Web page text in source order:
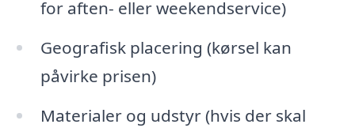
for aften- eller weekendservice)
Geografisk placering (kørsel kan
påvirke prisen)
Materialer og udstyr (hvis der skal